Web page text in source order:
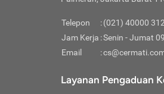
Telepon :(021) 40000 312
Jam Kerja :Senin - Jumat
Email
:
Layanan Pengaduan